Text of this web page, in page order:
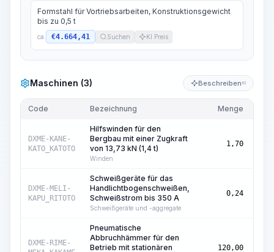
Formstahl für Vortriebsarbeiten, Konstruktionsgewicht
bis zu 0,5 t
ca. €4.664,41 Suchen KI Preis
Maschinen (3) Beschreiben KI
Code Bezeichnung Menge
DXME-KANE-
KATO_KATOTO
Hilfswinden für den
Bergbau mit einer Zugkraft
von 13,73 kN (1,4 t)
Winden
1,70
DXME-MELI-
KAPU_RITOTO
Schweißgeräte für das
Handlichtbogenschweißen,
Schweißstrom bis 350 A
Schweißgeräte und -aggregate
0,24
DXME-RIME-
Pneumatische
Abbruchhämmer für den
Betrieb mit stationären
120,00